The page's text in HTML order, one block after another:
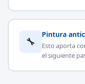
🔧
Pintura
Esto aporta
el siguiente